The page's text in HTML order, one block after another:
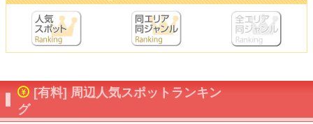
[有料] 周辺人気スポットランキン
グ